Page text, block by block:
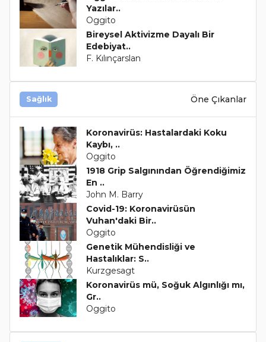
Yazılar..
Oggito
Bireysel Aktivizme Dayalı Bir
Edebiyat..
F. Kılınçarslan
Sağlık Öne Çıkanlar
Koronavirüs: Hastalardaki Koku
Kaybı, ..
Oggito
1918 Grip Salgınından Öğrendiğimiz
En ..
John M. Barry
Covid-19: Koronavirüsün
Vuhan'daki Bir..
Oggito
Genetik Mühendisliği ve
Hastalıklar: S..
Kurzgesagt
Koronavirüs mü, Soğuk Algınlığı mı,
Gr..
Oggito